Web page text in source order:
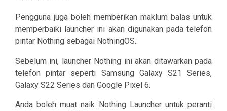
Pengguna juga boleh memberikan maklum balas untuk
memperbaiki launcher ini akan digunakan pada telefon
pintar Nothing sebagai NothingOS.
Sebelum ini, launcher Nothing ini akan ditawarkan pada
telefon pintar seperti Samsung Galaxy S21 Series,
Galaxy S22 Series dan Google Pixel 6.
Anda boleh muat naik Nothing Launcher untuk peranti